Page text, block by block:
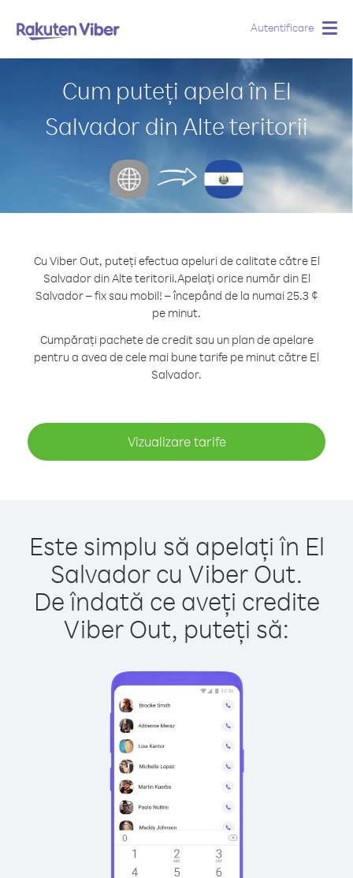
Autentificare
Cum puteți apela în El
Salvador din Alte teritorii
Cu Viber Out, puteți efectua apeluri de calitate către El
Salvador din Alte teritorii.Apelați orice număr din El
Salvador – fix sau mobil! – începând de la numai 25.3 ¢
pe minut.
Cumpărați pachete de credit sau un plan de apelare
pentru a avea de cele mai bune tarife pe minut către El
Salvador.
Vizualizare tarife
Este simplu să apelați în El
Salvador cu Viber Out.
De îndată ce aveți credite
Viber Out, puteți să: